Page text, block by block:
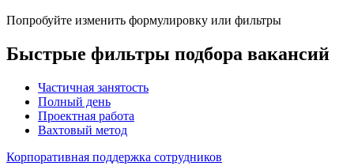
Попробуйте изменить формулировку или фильтры
Быстрые фильтры подбора вакансий
Частичная занятость
Полный день
Проектная работа
Вахтовый метод
Корпоративная поддержка сотрудников